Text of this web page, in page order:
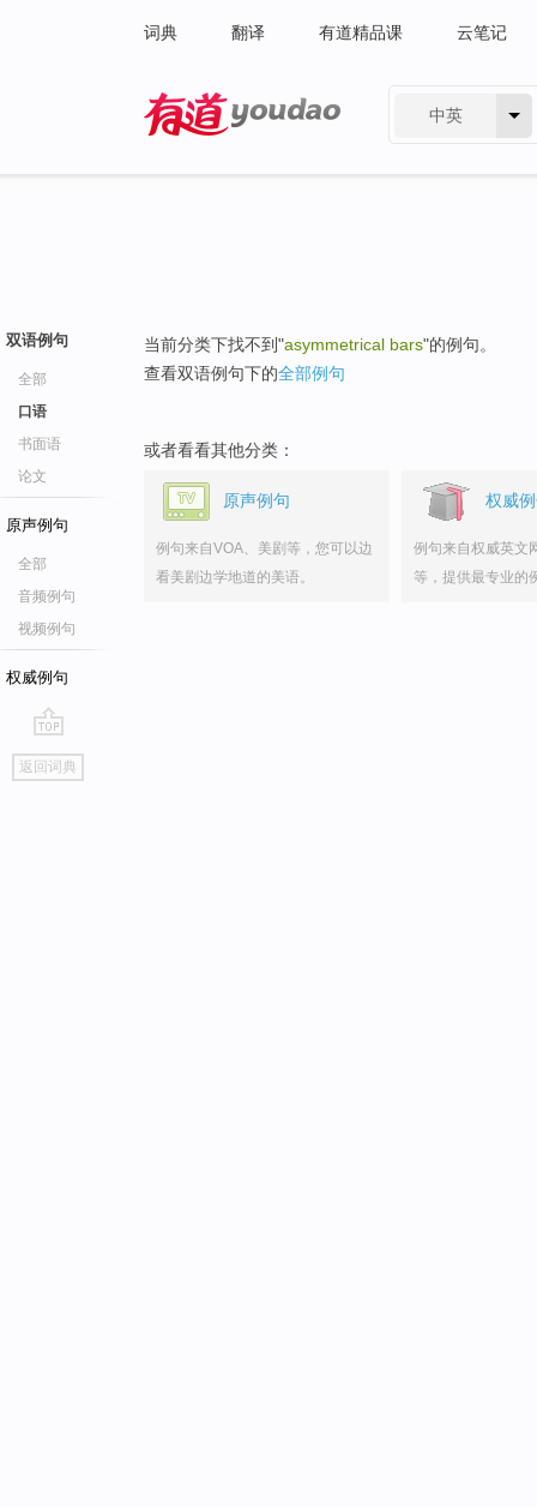
词典 翻译 有道精品课 云笔记
中英
双语例句
全部
口语
书面语
论文
原声例句
全部
音频例句
视频例句
权威例句
go
top
返回词典
当前分类下找不到"asymmetrical bars"的例句。
查看双语例句下的全部例句
或者看看其他分类：
原声例句
例句来自VOA、美剧等，您可以边
看美剧边学地道的美语。
权威
例句来自权威英文
等，提供最专业的